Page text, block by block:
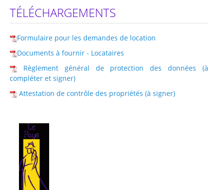
TÉLÉCHARGEMENTS
Formulaire pour les demandes de location
Documents à fournir - Locataires
Règlement général de protection des données (à
compléter et signer)
Attestation de contrôle des propriétés (à signer)